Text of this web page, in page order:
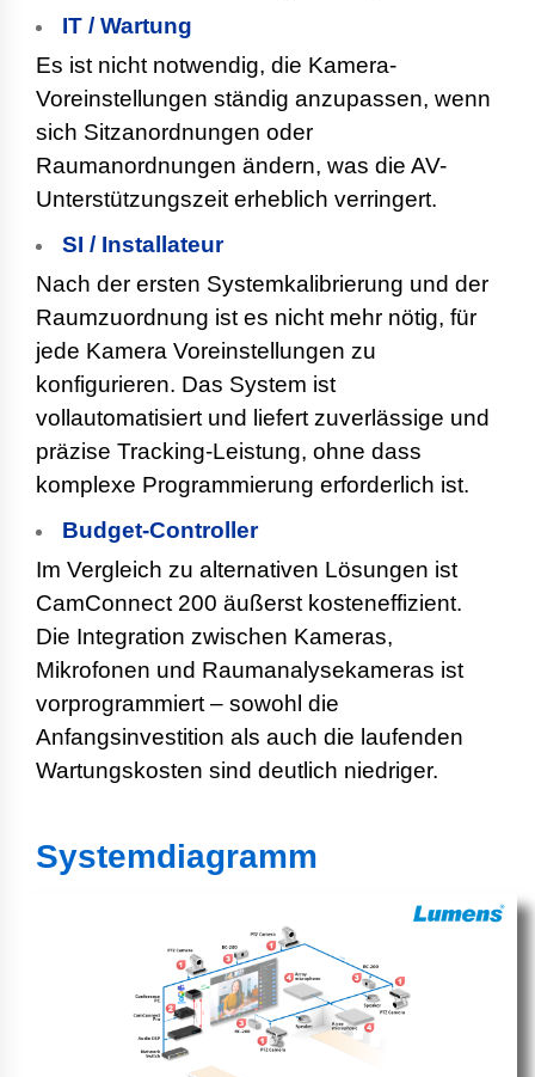
IT / Wartung
Es ist nicht notwendig, die Kamera-
Voreinstellungen ständig anzupassen, wenn
sich Sitzanordnungen oder
Raumanordnungen ändern, was die AV-
Unterstützungszeit erheblich verringert.
SI / Installateur
Nach der ersten Systemkalibrierung und der
Raumzuordnung ist es nicht mehr nötig, für
jede Kamera Voreinstellungen zu
konfigurieren. Das System ist
vollautomatisiert und liefert zuverlässige und
präzise Tracking-Leistung, ohne dass
komplexe Programmierung erforderlich ist.
Budget-Controller
Im Vergleich zu alternativen Lösungen ist
CamConnect 200 äußerst kosteneffizient.
Die Integration zwischen Kameras,
Mikrofonen und Raumanalysekameras ist
vorprogrammiert – sowohl die
Anfangsinvestition als auch die laufenden
Wartungskosten sind deutlich niedriger.
Systemdiagramm